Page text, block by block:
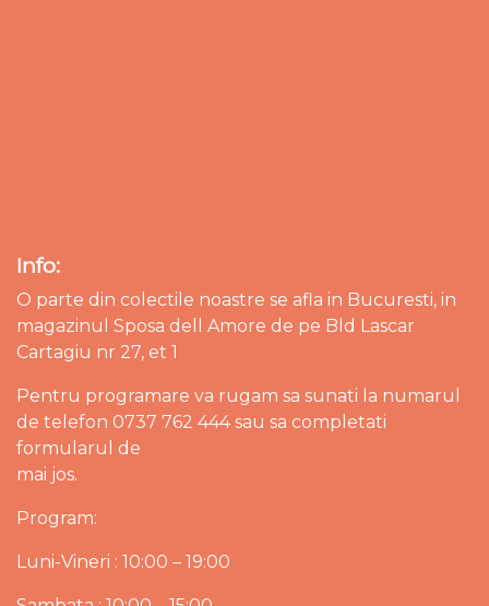
Info:
O parte din colectile noastre se afla in Bucuresti, in
magazinul Sposa dell Amore de pe Bld Lascar
Cartagiu nr 27, et 1
Pentru programare va rugam sa sunati la numarul
de telefon 0737 762 444 sau sa completati
formularul de
mai jos.
Program:
Luni-Vineri : 10:00 – 19:00